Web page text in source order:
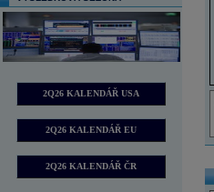
2Q26 KALENDÁŘ USA
2Q26 KALENDÁŘ EU
2Q26 KALENDÁŘ ČR